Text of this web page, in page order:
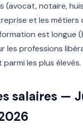
(avocat, notaire,
et les métiers
est longue
les professions
les plus élevés.
salaires —